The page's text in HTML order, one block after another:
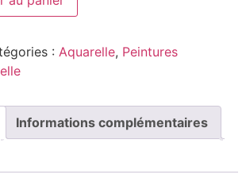
: Aquarelle, Peintures
Informations complémentaires